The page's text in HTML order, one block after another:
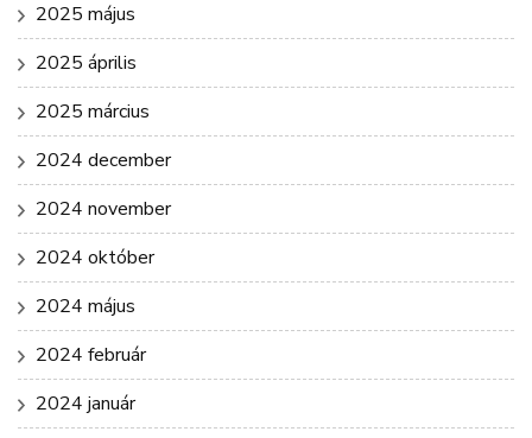
2025 május
2025 április
2025 március
2024 december
2024 november
2024 október
2024 május
2024 február
2024 január